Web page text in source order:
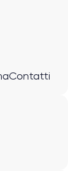
Contatti